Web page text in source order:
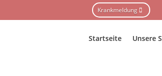
Krankmeldung
Startseite Unsere